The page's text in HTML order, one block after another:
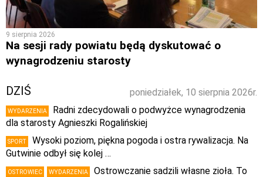
9 sierpnia 2026
Na sesji rady powiatu będą dyskutować o
wynagrodzeniu starosty
poniedziałek, 10 sierpnia 2026r.
DZIŚ
WYDARZENIA
Radni zdecydowali o podwyżce wynagrodzenia
dla starosty Agnieszki Rogalińskiej
SPORT
Wysoki poziom, piękna pogoda i ostra rywalizacja. Na
Gutwinie odbył się kolej …
OSTROWIEC WYDARZENIA
Ostrowczanie sadzili własne zioła. To